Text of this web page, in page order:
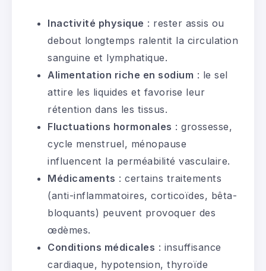
Inactivité physique : rester assis ou
debout longtemps ralentit la circulation
sanguine et lymphatique.
Alimentation riche en sodium : le sel
attire les liquides et favorise leur
rétention dans les tissus.
Fluctuations hormonales : grossesse,
cycle menstruel, ménopause
influencent la perméabilité vasculaire.
Médicaments : certains traitements
(anti-inflammatoires, corticoïdes, bêta-
bloquants) peuvent provoquer des
œdèmes.
Conditions médicales : insuffisance
cardiaque, hypotension, thyroïde